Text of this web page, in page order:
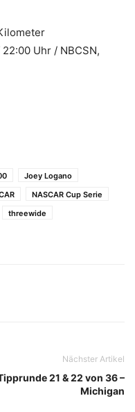
Uhr / NBCSN,
Joey Logano
NASCAR Cup Serie
threewide
Nächster Artikel
21 & 22 von 36 –
Michigan